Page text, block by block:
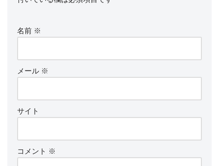
名前 ※
メール ※
サイト
コメント ※